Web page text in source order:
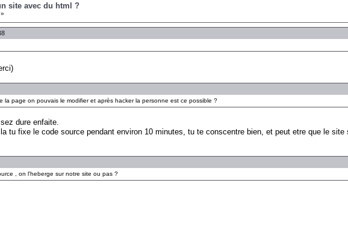
site avec du html ?
la page on pouvais le modifier et après hacker la personne est ce possible ?
dure enfaite.
tu fixe le code source pendant environ 10 minutes, tu te conscentre bien, et peut etre que le
, on l'heberge sur notre site ou pas ?